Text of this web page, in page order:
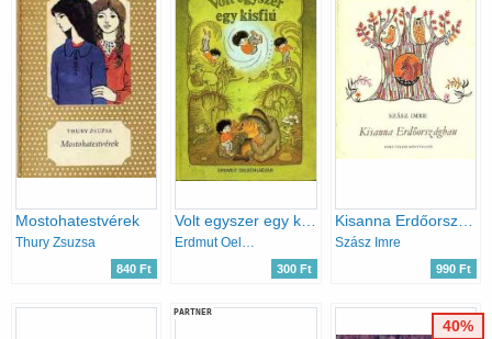
Mostohatestvérek
Thury Zsuzsa
840 Ft 300 Ft
Kisanna Erdőországban
Szász Imre
990 Ft
PARTNER
40%